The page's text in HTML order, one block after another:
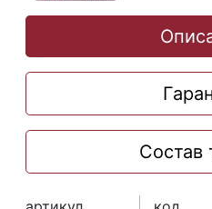
Состав